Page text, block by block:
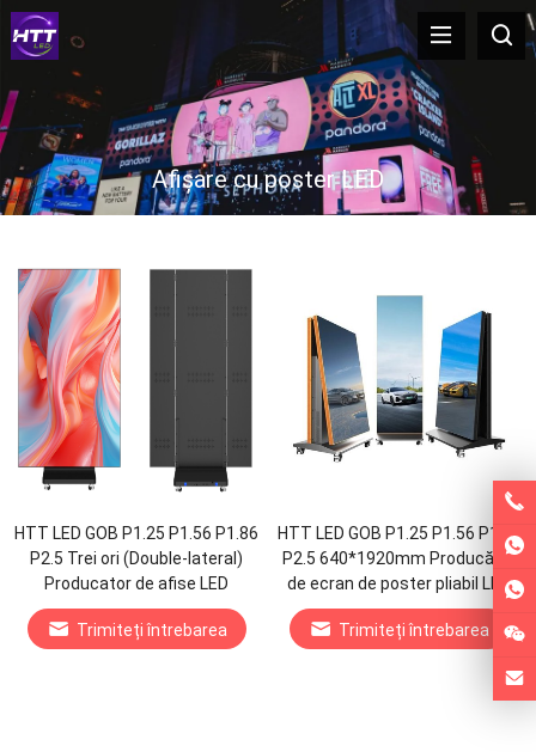
Afișare cu poster LED
HTT LED GOB P1.25 P1.56 P1.86
P2.5 Trei ori (Double-lateral)
Producator de afise LED
Trimiteți întrebarea
HTT LED GOB P1.25 P1.56 P1.86
P2.5 640*1920mm Producător
de ecran de poster pliabil LED
Trimiteți întrebarea